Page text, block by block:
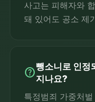
사고는 피해자와
돼 있어도 공소 제
help뺑소니로 인정
지나요?
특정범죄 가중처